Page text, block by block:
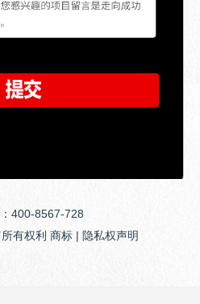
400-8567-728
有权利 商标 | 隐私权声明